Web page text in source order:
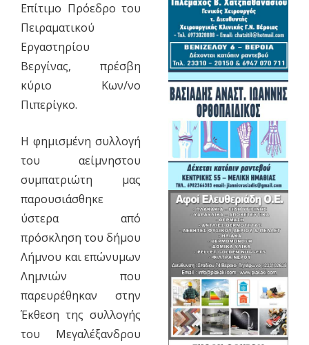
Επίτιμο Πρόεδρο του
Πειραματικού
Εργαστηρίου
Βεργίνας, πρέσβη
κύριο Κων/νο
Πιπερίγκο.
Η φημισμένη συλλογή
του αείμνηστου
συμπατριώτη μας
παρουσιάσθηκε
ύστερα από
πρόσκληση του δήμου
Λήμνου και επώνυμων
Λημνιών που
παρευρέθηκαν στην
Έκθεση της συλλογής
του Μεγαλέξανδρου